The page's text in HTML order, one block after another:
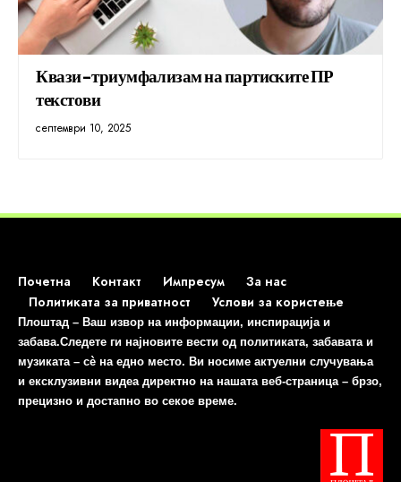
Квази-триумфализам на партиските ПР
текстови
септември 10, 2025
Почетна Контакт Импресум
За нас
Политиката за приватност
Услови за користење
Плоштад – Ваш извор на информации, инспирација и
забава.Следете ги најновите вести од политиката, забавата и
музиката – сè на едно место. Ви носиме актуелни случувања
и ексклузивни видеа директно на нашата веб-страница – брзо,
прецизно и достапно во секое време.